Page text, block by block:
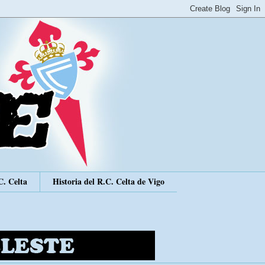
Celta Historia del R.C. Celta de Vigo